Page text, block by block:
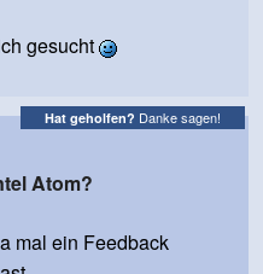
gesucht
Hat geholfen? Danke sagen!
Atom?
mal ein Feedback